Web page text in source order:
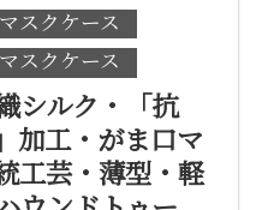
マスクケース
マスクケース
シルク・「抗
加工・がま口マ
工芸・薄型・軽